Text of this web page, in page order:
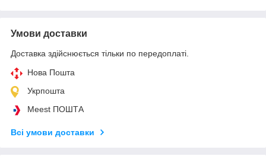
Умови доставки
Доставка здійснюється тільки по передоплаті.
Нова Пошта
Укрпошта
Meest ПОШТА
Всі умови доставки